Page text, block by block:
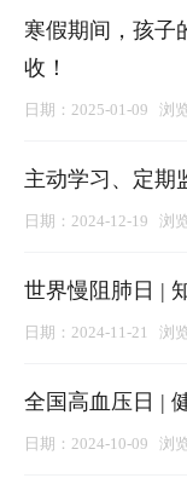
寒假期间，孩子
收！
日期：2025-01-09 浏
主动学习、定期
日期：2024-12-19 浏
世界慢阻肺日 |
日期：2024-11-21 浏
全国高血压日 |
日期：2024-10-09 浏